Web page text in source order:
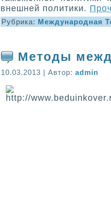
внешней политики.
Рубрика: Международная
Методы
10.03.2013 | Автор: admin